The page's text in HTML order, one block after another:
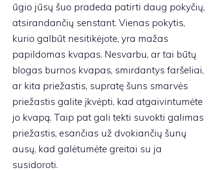
ūgio jūsų šuo pradeda patirti daug pokyčių,
atsirandančių senstant. Vienas pokytis,
kurio galbūt nesitikėjote, yra mažas
papildomas kvapas. Nesvarbu, ar tai būtų
blogas burnos kvapas, smirdantys faršeliai,
ar kita priežastis, supratę šuns smarvės
priežastis galite įkvėpti, kad atgaivintumėte
jo kvapą. Taip pat gali tekti suvokti galimas
priežastis, esančias už dvokiančių šunų
ausų, kad galėtumėte greitai su ja
susidoroti.